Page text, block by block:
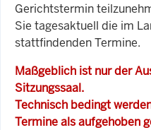
Gerichtstermin
Sie tagesaktuell die im
stattfindenden Termine.
Maßgeblich ist nur der
Sitzungssaal.
Technisch bedingt
Termine als aufgehoben